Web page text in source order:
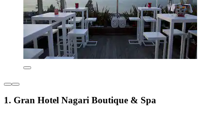
1. Gran Hotel Nagari Boutique & Spa